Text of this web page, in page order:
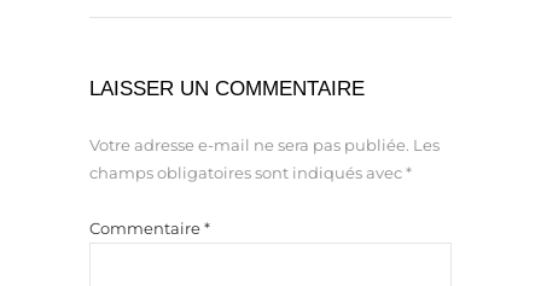
LAISSER UN COMMENTAIRE
Votre adresse e-mail ne sera pas publiée. Les
champs obligatoires sont indiqués avec*
Commentaire*